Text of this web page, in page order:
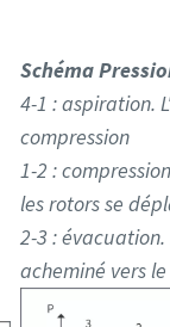
Schéma
4-1 : aspiration.
compression
1-2 :
les rotors se
2-3 :
acheminé vers